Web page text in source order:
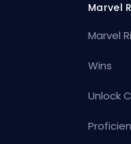
Marvel
Marvel
Wins
Unlock